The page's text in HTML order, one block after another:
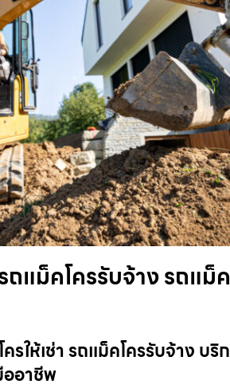
แม็คโครรับจ้าง รถแม็
ให้เช่า รถแม็คโครรับจ้าง บ
อาชีพ